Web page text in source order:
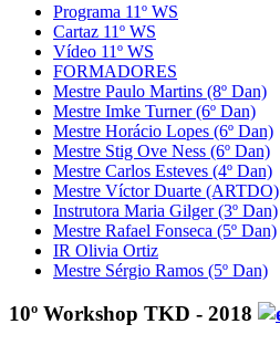
Programa 11º WS
Cartaz 11º WS
Vídeo 11º WS
FORMADORES
Mestre Paulo Martins (8º Dan)
Mestre Imke Turner (6º Dan)
Mestre Horácio Lopes (6º Dan)
Mestre Stig Ove Ness (6º Dan)
Mestre Carlos Esteves (4º Dan)
Mestre Víctor Duarte (ARTDO)
Instrutora Maria Gilger (3º Dan)
Mestre Rafael Fonseca (5º Dan)
IR Olivia Ortiz
Mestre Sérgio Ramos (5º Dan)
10º Workshop TKD - 2018